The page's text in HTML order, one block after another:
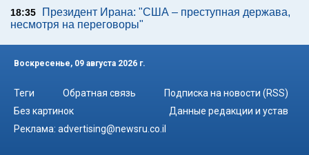
18:35
Президент Ирана: "США – преступная держава,
несмотря на переговоры"
Воскресенье, 09 августа 2026 г.
Теги Обратная связь
Подписка на новости (RSS)
Без картинок
Данные редакции и устав
Реклама: advertising@newsru.co.il